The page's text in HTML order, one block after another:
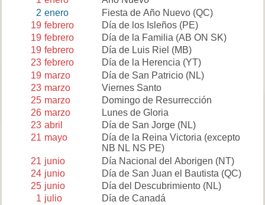
2 enero Fiesta de Año Nuevo(QC)
19 febrero Día de los Isleños(PE)
19 febrero Día de la Familia (AB ON SK)
19 febrero Día de Luis Riel (MB)
23 febrero Día de la Herencia (YT)
19 marzo Día de San Patricio(NL)
23 marzo
Viernes Santo
25 marzo
Domingo de Resurrección
26 marzo
Lunes de Gloria
23 abril Día de San Jorge(NL)
21 mayo Día de la Reina Victoria(excepto
NB NL NS PE)
21 junio Día Nacional del Aborigen (NT)
24 junio Día de San Juan el Bautista (QC)
25 junio Día del Descubrimiento(NL)
1 julio
Día de Canadá